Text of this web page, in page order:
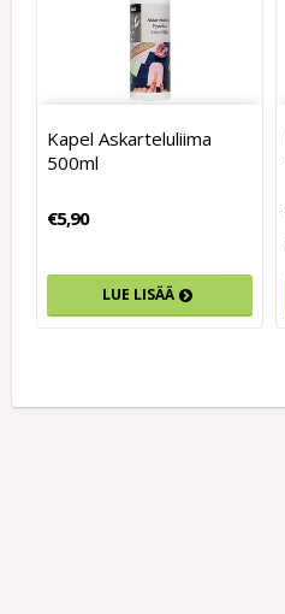
Kapel Askarteluliima
500ml
€5,90
LUE LISÄÄ